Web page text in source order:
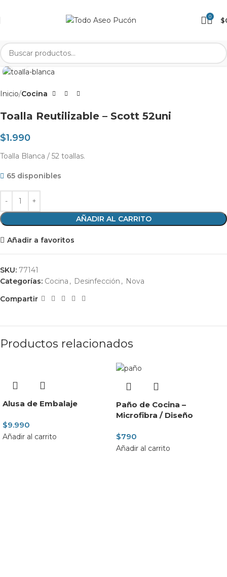
0 $
Clic para agrandar
Inicio Cocina
Toalla Reutilizable – Scott 52uni
$1.990
Toalla Blanca / 52 toallas.
65 disponibles
AÑADIR AL CARRITO
Añadir a favoritos
SKU: 77141
Categorías: Cocina , Desinfección , Nova
Compartir
Productos relacionados
Alusa de Embalaje
$9.990
Añadir al carrito
Paño de Cocina –
Microfibra / Diseño
$790
Añadir al carrito